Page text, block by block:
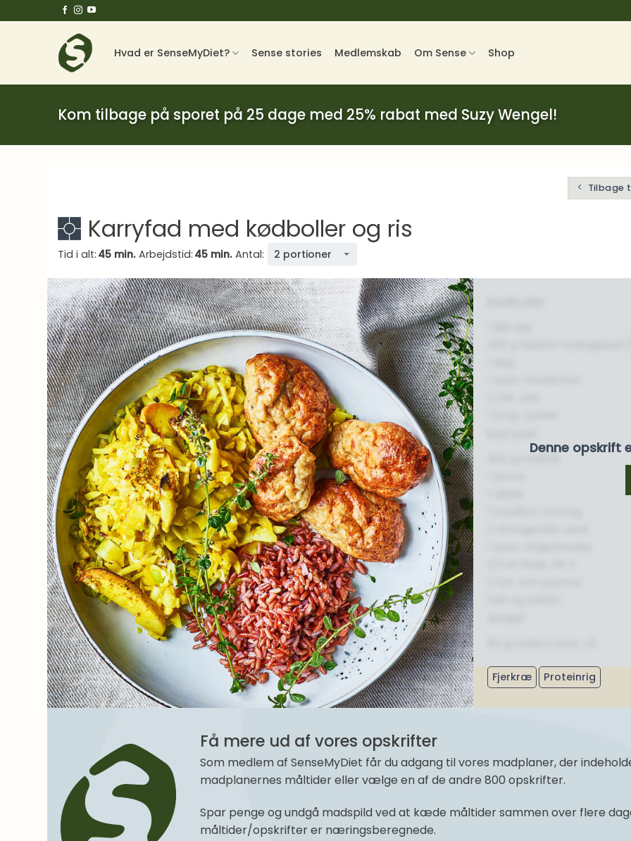
til
Hvad er SenseMyDiet? Sense stories Medlemskab Om Sense Shop
Kom tilbage på sporet på 25 dage med 25% rabat med Suzy Wengel!
Tilbage
Karryfad med kødboller og ris
Tid i alt: 45 min. Arbejdstid: 45 min. Antal: 2 portioner
Denne opskrift
Fjerkræ Proteinrig
Få mere ud af vores opskrifter
Som medlem af SenseMyDiet får du adgang til vores madplaner, der
madplanernes måltider eller vælge en af de andre 800 opskrifter.
Spar penge og undgå madspild ved at kæde måltider sammen over flere
måltider/opskrifter er næringsberegnede.